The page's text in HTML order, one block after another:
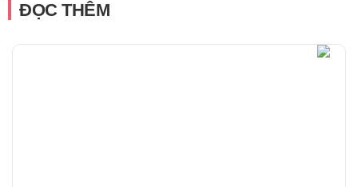
ĐỌC THÊM